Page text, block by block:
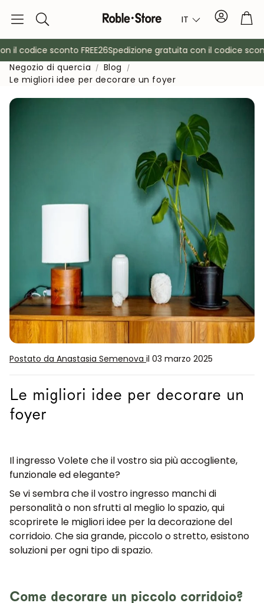
Ricerca IT Conto
Appendiabiti Mobili
codice sconto FREE26Spedizione gratuita con il codice sconto
Negozio di quercia
Blog
Le migliori idee per decorare un foyer
Postato da Anastasia Semenova il 03 marzo 2025
Le migliori idee per decorare un
foyer
IlingressoVolete che il vostro sia più accogliente,
funzionale ed elegante?
Se vi sembra che il vostro ingresso manchi di
personalità o non sfrutti al meglio lo spazio, qui
scoprirete le miglioriidee per la decorazione del
corridoio. Che sia grande, piccolo o stretto, esistono
soluzioni per ogni tipo di spazio.
Come decorare un piccolo corridoio?